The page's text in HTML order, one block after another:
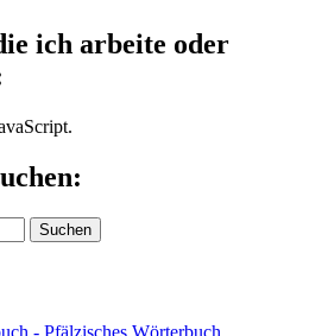
ich arbeite oder
- Pfälzisches Wörterbuch